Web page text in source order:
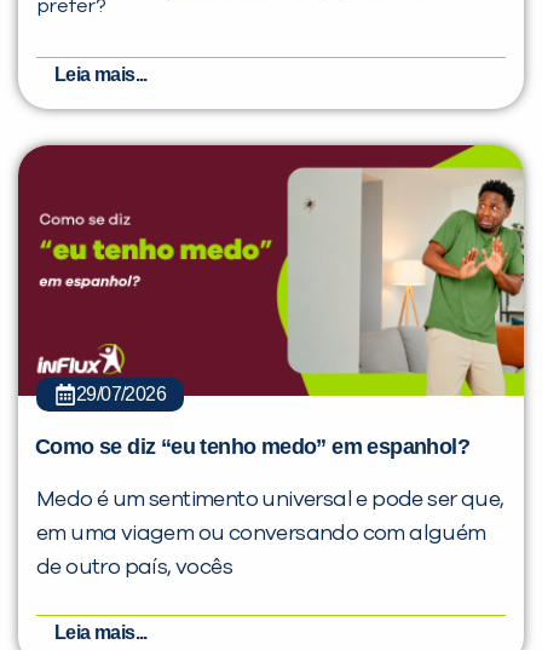
prefer?
Leia mais...
29/07/2026
Como se diz “eu tenho medo” em espanhol?
Medo é um sentimento universal e pode ser que,
em uma viagem ou conversando com alguém
de outro país, vocês
Leia mais...